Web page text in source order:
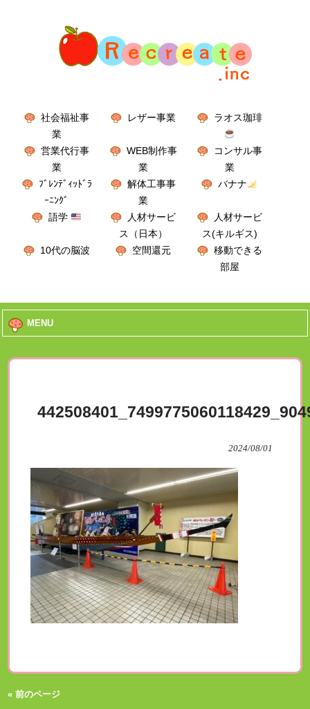
社会福祉事
業
レザー事業 ラオス珈琲
営業代行事
業
WEB制作事
業
コンサル事
業
ﾌﾞﾚﾝﾃﾞｨｯﾄﾞﾗ
ｰﾆﾝｸﾞ
解体工事事
業
バナナ
語学
人材サービ
ス（日本）
人材サービ
ス(キルギス)
10代の脳波
空間還元
移動できる
部屋
MENU
2024/08/01
« 前のページ